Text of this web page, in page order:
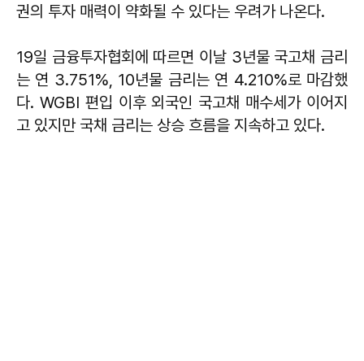
권의 투자 매력이 약화될 수 있다는 우려가 나온다.
19일 금융투자협회에 따르면 이날 3년물 국고채 금리
는 연 3.751%, 10년물 금리는 연 4.210%로 마감했
다. WGBI 편입 이후 외국인 국고채 매수세가 이어지
고 있지만 국채 금리는 상승 흐름을 지속하고 있다.